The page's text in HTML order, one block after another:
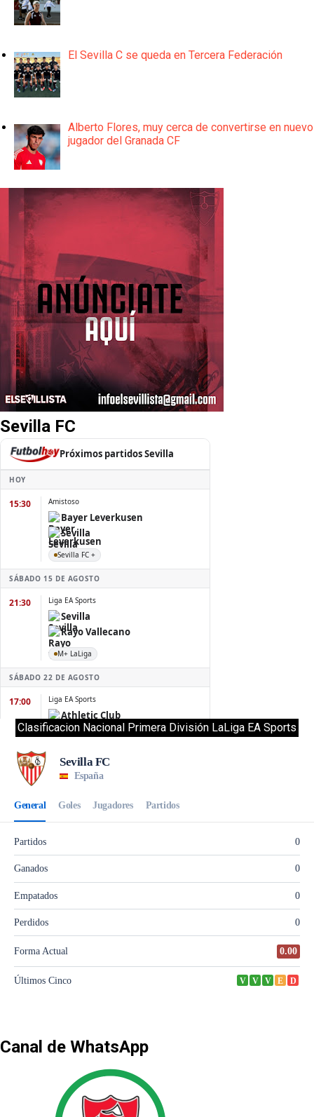
El Sevilla C se queda en Tercera Federación
Alberto Flores, muy cerca de convertirse en nuevo
jugador del Granada CF
Sevilla FC
Clasificacion Nacional Primera División LaLiga EA Sports
Canal de WhatsApp